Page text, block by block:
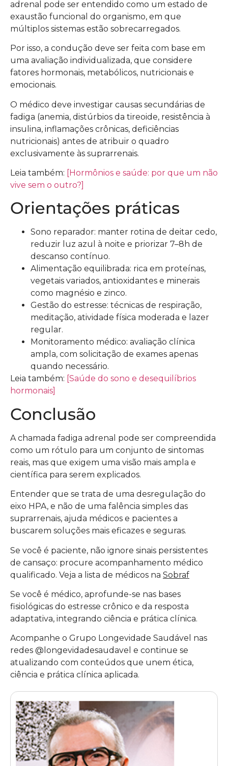
adrenal pode ser entendido como um estado de
exaustão funcional do organismo, em que
múltiplos sistemas estão sobrecarregados.
Por isso, a condução deve ser feita com base em
uma avaliação individualizada, que considere
fatores hormonais, metabólicos, nutricionais e
emocionais.
O médico deve investigar causas secundárias de
fadiga (anemia, distúrbios da tireoide, resistência à
insulina, inflamações crônicas, deficiências
nutricionais) antes de atribuir o quadro
exclusivamente às suprarrenais.
Leia também: [Hormônios e saúde: por que um não
vive sem o outro?]
Orientações práticas
Sono reparador: manter rotina de deitar cedo,
reduzir luz azul à noite e priorizar 7–8h de
descanso contínuo.
Alimentação equilibrada: rica em proteínas,
vegetais variados, antioxidantes e minerais
como magnésio e zinco.
Gestão do estresse: técnicas de respiração,
meditação, atividade física moderada e lazer
regular.
Monitoramento médico: avaliação clínica
ampla, com solicitação de exames apenas
quando necessário.
Leia também: [Saúde do sono e desequilíbrios
hormonais]
Conclusão
A chamada fadiga adrenal pode ser compreendida
como um rótulo para um conjunto de sintomas
reais, mas que exigem uma visão mais ampla e
científica para serem explicados.
Entender que se trata de uma desregulação do
eixo HPA, e não de uma falência simples das
suprarrenais, ajuda médicos e pacientes a
buscarem soluções mais eficazes e seguras.
Se você é paciente, não ignore sinais persistentes
de cansaço: procure acompanhamento médico
qualificado. Veja a lista de médicos na Sobraf
Se você é médico, aprofunde-se nas bases
fisiológicas do estresse crônico e da resposta
adaptativa, integrando ciência e prática clínica.
Acompanhe o Grupo Longevidade Saudável nas
redes @longevidadesaudavel e continue se
atualizando com conteúdos que unem ética,
ciência e prática clínica aplicada.